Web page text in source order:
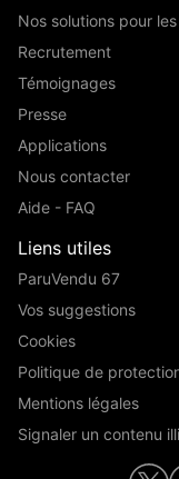
Nos solutions pour
Recrutement
Témoignages
Presse
Applications
Nous contacter
Aide - FAQ
Liens utiles
ParuVendu 67
Vos suggestions
Cookies
Politique de
Mentions légales
Signaler un contenu